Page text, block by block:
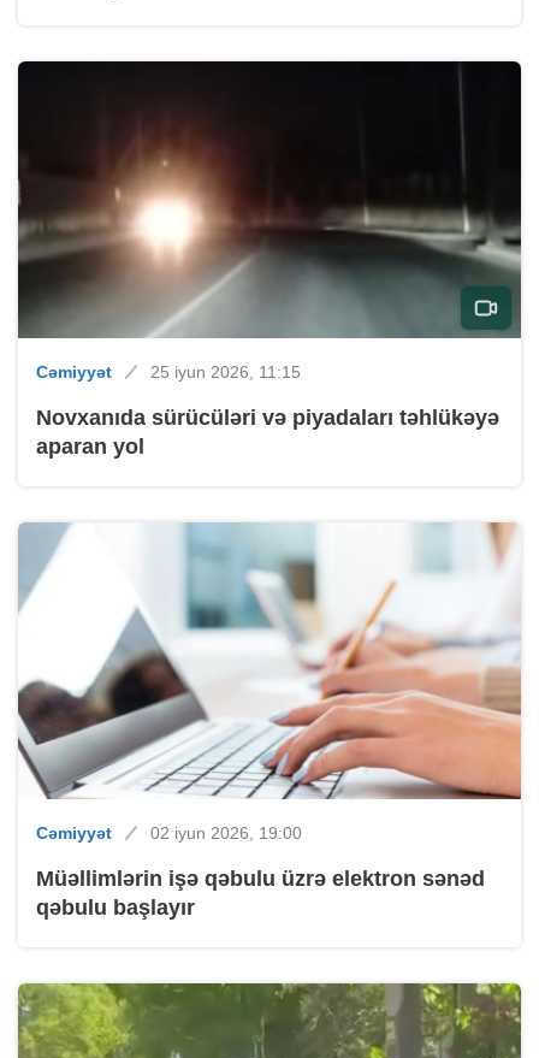
Cəmiyyət 25 iyun 2026, 11:15
Novxanıda sürücüləri və piyadaları təhlükəyə
aparan yol
Cəmiyyət 02 iyun 2026, 19:00
Müəllimlərin işə qəbulu üzrə elektron sənəd
qəbulu başlayır